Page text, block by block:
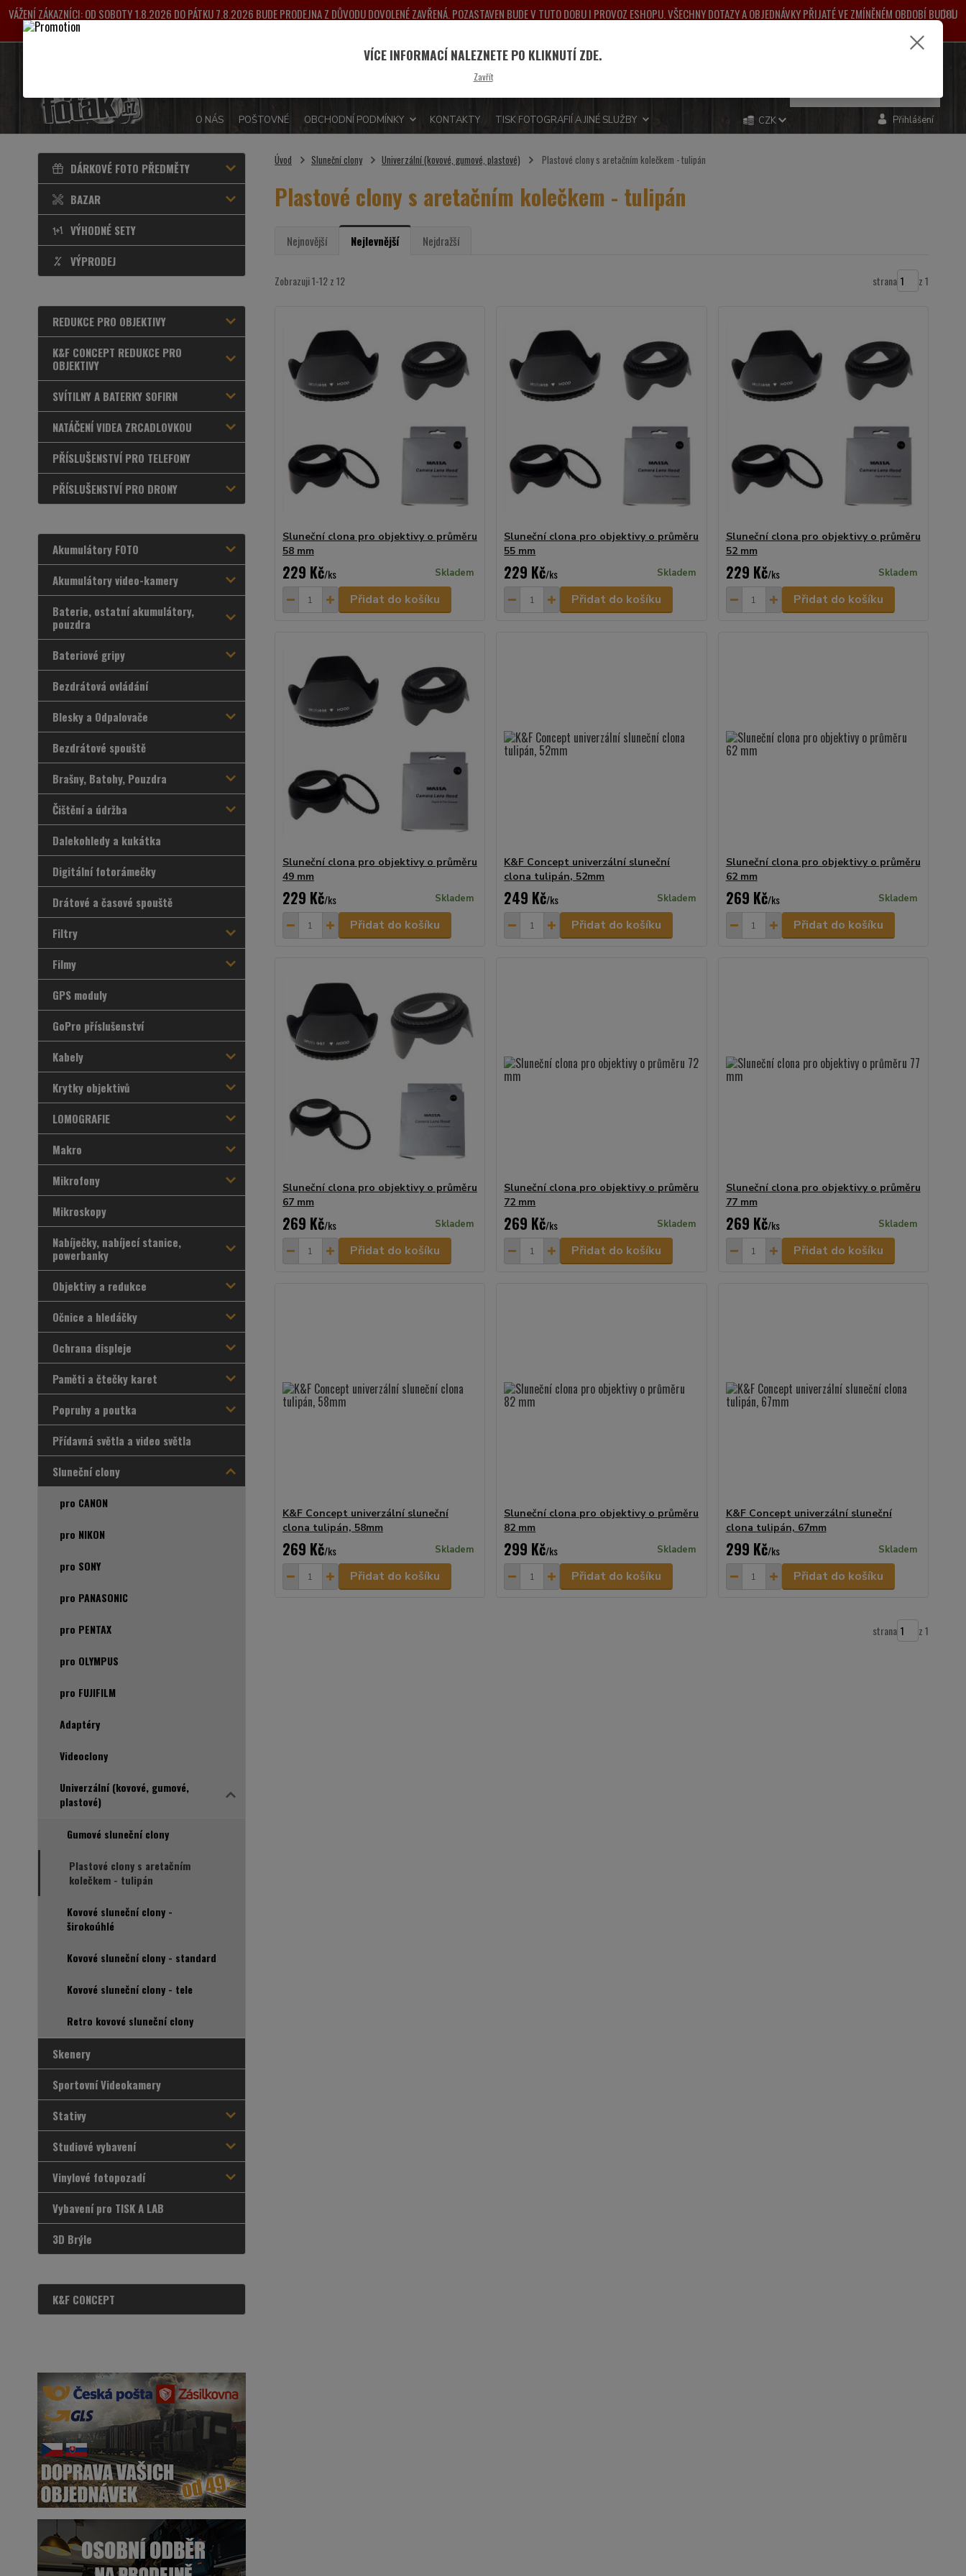
VÁŽENÍ ZÁKAZNÍCI: OD SOBOTY 1.8.2026 DO PÁTKU 7.8.2026 BUDE PRODEJNA Z DŮVODU DOVOLENÉ ZAVŘENÁ. POZASTAVEN BUDE V TUTO DOBU I PROVOZ ESHOPU. VŠECHNY DOTAZY A OBJEDNÁVKY PŘIJATÉ VE ZMÍNĚNÉM OBDOBÍ BUDOU
O NÁS POŠTOVNÉ OBCHODNÍ PODMÍNKY KONTAKTY TISK FOTOGRAFIÍ A JINÉ SLUŽBY CZK Přihlášení
DÁRKOVÉ FOTO PŘEDMĚTY
BAZAR
VÝHODNÉ SETY
VÝPRODEJ
REDUKCE PRO OBJEKTIVY
K&F CONCEPT REDUKCE PRO
OBJEKTIVY
SVÍTILNY A BATERKY SOFIRN
NATÁČENÍ VIDEA ZRCADLOVKOU
PŘÍSLUŠENSTVÍ PRO TELEFONY
PŘÍSLUŠENSTVÍ PRO DRONY
Akumulátory FOTO
Akumulátory video-kamery
Baterie, ostatní akumulátory,
pouzdra
Bateriové gripy
Bezdrátová ovládání
Blesky a Odpalovače
Bezdrátové spouště
Brašny, Batohy, Pouzdra
Čištění a údržba
Dalekohledy a kukátka
Digitální fotorámečky
Drátové a časové spouště
Filtry
Filmy
GPS moduly
GoPro příslušenství
Kabely
Krytky objektivů
LOMOGRAFIE
Makro
Mikrofony
Mikroskopy
Nabíječky, nabíjecí stanice,
powerbanky
Objektivy a redukce
Očnice a hledáčky
Ochrana displeje
Paměti a čtečky karet
Popruhy a poutka
Přídavná světla a video světla
Sluneční clony
pro CANON
pro NIKON
pro SONY
pro PANASONIC
pro PENTAX
pro OLYMPUS
pro FUJIFILM
Adaptéry
Videoclony
Univerzální (kovové, gumové,
plastové)
Gumové sluneční clony
Plastové clony s aretačním
kolečkem - tulipán
Kovové sluneční clony -
širokoúhlé
Kovové sluneční clony - standard
Kovové sluneční clony - tele
Retro kovové sluneční clony
Skenery
Sportovní Videokamery
Stativy
Studiové vybavení
Vinylové fotopozadí
Vybavení pro TISK A LAB
3D Brýle
K&F CONCEPT
Úvod Sluneční clony Univerzální (kovové, gumové, plastové) Plastové clony s aretačním kolečkem - tulipán
Plastové clony s aretačním kolečkem - tulipán
Nejnovější Nejlevnější Nejdražší
Zobrazuji 1-12 z 12 strana z 1
Sluneční clona pro objektivy o průměru
58 mm
229 Kč/ks Skladem
Přidat do košíku
Sluneční clona pro objektivy o průměru
55 mm
229 Kč/ks Skladem
Přidat do košíku
Sluneční clona pro objektivy o průměru
52 mm
229 Kč/ks Skladem
Přidat do košíku
Sluneční clona pro objektivy o průměru
49 mm
229 Kč/ks Skladem
Přidat do košíku
K&F Concept univerzální sluneční
clona tulipán, 52mm
249 Kč/ks Skladem
Přidat do košíku
Sluneční clona pro objektivy o průměru
62 mm
269 Kč/ks Skladem
Přidat do košíku
Sluneční clona pro objektivy o průměru
67 mm
269 Kč/ks Skladem
Přidat do košíku
Sluneční clona pro objektivy o průměru
72 mm
269 Kč/ks Skladem
Přidat do košíku
Sluneční clona pro objektivy o průměru
77 mm
269 Kč/ks Skladem
Přidat do košíku
K&F Concept univerzální sluneční
clona tulipán, 58mm
269 Kč/ks Skladem
Přidat do košíku
Sluneční clona pro objektivy o průměru
82 mm
299 Kč/ks Skladem
Přidat do košíku
K&F Concept univerzální sluneční
clona tulipán, 67mm
299 Kč/ks Skladem
Přidat do košíku
strana z 1
VÍCE INFORMACÍ NALEZNETE PO KLIKNUTÍ ZDE.
Zavřít